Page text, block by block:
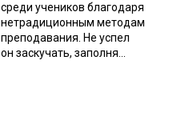
среди учеников благодаря
нетрадиционным методам
преподавания. Не успел
он заскучать, заполня...